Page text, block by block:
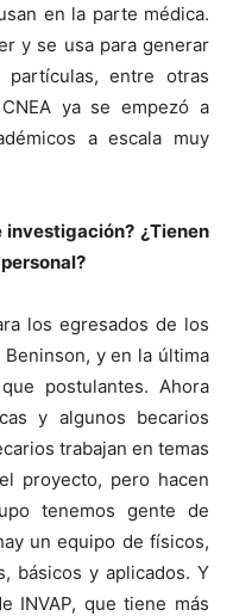
en la parte médica.
y se usa para generar
entre otras
ya se empezó a
a escala muy
investigación? ¿Tienen
los egresados de los
y en la última
postulantes. Ahora
y algunos becarios
trabajan en temas
proyecto, pero hacen
tenemos gente de
un equipo de físicos,
básicos y aplicados. Y
INVAP, que tiene más